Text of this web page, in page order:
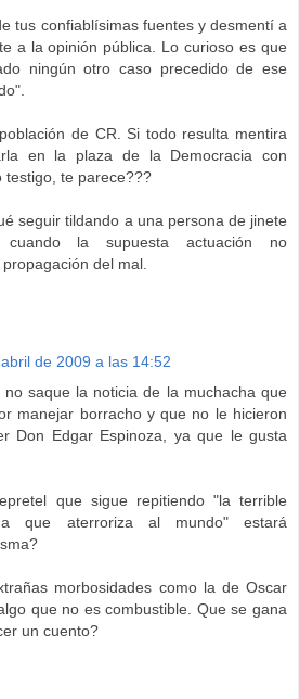
tus confiablísimas fuentes y desmentí a
a la opinión pública. Lo curioso es que
ningún otro caso precedido de ese
de CR. Si todo resulta mentira
en la plaza de la Democracia con
testigo, te parece???
seguir tildando a una persona de jinete
cuando la supuesta actuación no
del mal.
de 2009 a las 14:52
no saque la noticia de la muchacha que
manejar borracho y que no le hicieron
Don Edgar Espinoza, ya que le gusta
que sigue repitiendo "la terrible
que aterroriza al mundo" estará
morbosidades como la de Oscar
que no es combustible. Que se gana
un cuento?